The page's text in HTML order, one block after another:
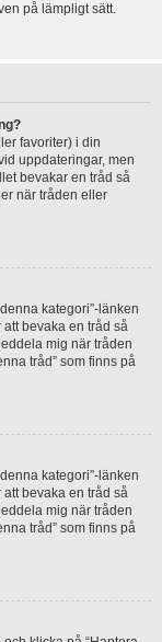
på lämpligt sätt.
favoriter) i din
uppdateringar, men
bevakar en tråd så
när tråden eller
kategori”-länken
bevaka en tråd så
mig när tråden
tråd” som finns på
kategori”-länken
bevaka en tråd så
mig när tråden
tråd” som finns på